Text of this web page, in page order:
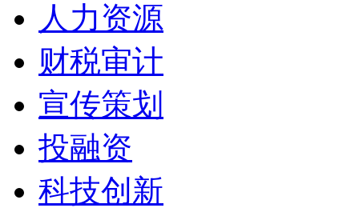
人力资源
财税审计
宣传策划
投融资
科技创新